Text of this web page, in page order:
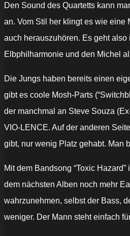
Den Sound des Quartetts kann
an. Vom Stil her klingt es wie eine
auch herauszuhören. Es geht
Elbphilharmonie und den Michel
Die Jungs haben bereits einen
gibt es coole Mosh-Parts
der manchmal an Steve Souza
VIO-LENCE. Auf der anderen
gibt, nur wenig Platz gehabt. Man
Mit dem Bandsong “Toxic
dem nächsten Alben noch mehr
wahrzunehmen, selbst der Bass,
weniger. Der Mann steht einfach